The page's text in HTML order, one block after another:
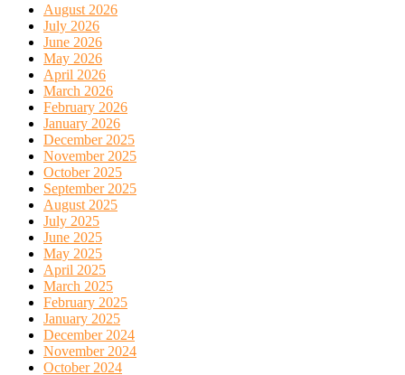
August 2026
July 2026
June 2026
May 2026
April 2026
March 2026
February 2026
January 2026
December 2025
November 2025
October 2025
September 2025
August 2025
July 2025
June 2025
May 2025
April 2025
March 2025
February 2025
January 2025
December 2024
November 2024
October 2024